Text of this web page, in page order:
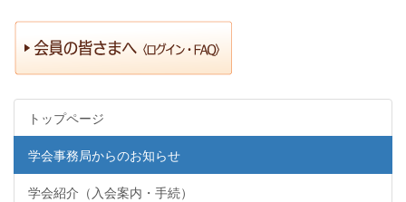
トップページ
学会事務局からのお知らせ
学会紹介（入会案内・手続）